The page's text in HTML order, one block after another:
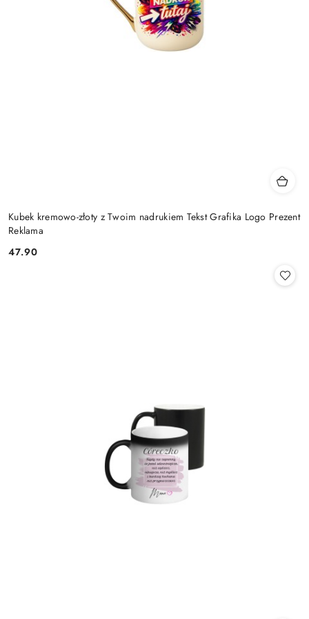
Kubek kremowo-złoty z Twoim nadrukiem Tekst Grafika Logo Prezent
Reklama
Cena:
47.90